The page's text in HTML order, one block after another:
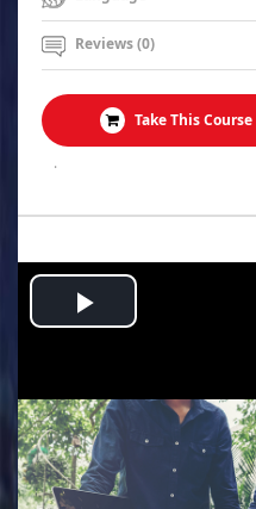
Reviews (0)
Take This Course
.
Play